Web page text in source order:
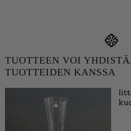
TUOTTEEN VOI
TUOTTEIDEN KANSSA